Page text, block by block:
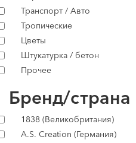
Транспорт / Авто
Тропические
Цветы
Штукатурка / бетон
Прочее
Бренд/страна
1838 (Великобритания)
A.S. Creation (Германия)